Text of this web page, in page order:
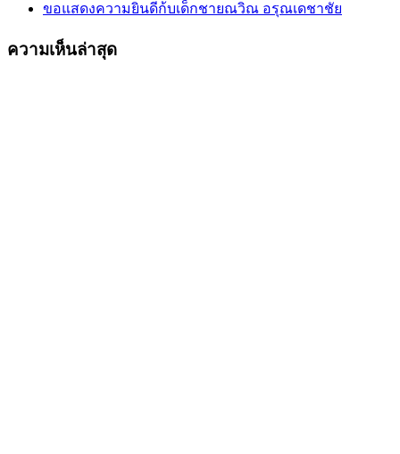
ขอแสดงความยินดีก้บเด็กชายณวิณ อรุณเดชาชัย
ความเห็นล่าสุด